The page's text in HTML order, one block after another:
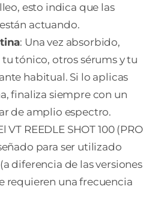
esto indica que las
actuando.
: Una vez absorbido,
tónico, otros sérums y tu
habitual. Si lo aplicas
finaliza siempre con un
de amplio espectro.
VT REEDLE SHOT 100 (PRO
para ser utilizado
(a diferencia de las versiones
requieren una frecuencia